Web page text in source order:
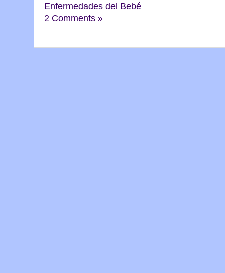
Enfermedades del Bebé
2 Comments »